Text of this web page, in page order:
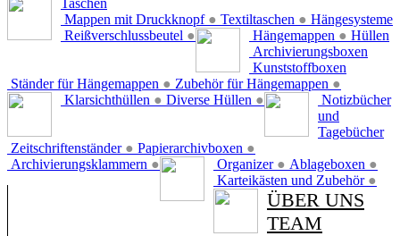
Taschen
Mappen mit Druckknopf ● Textiltaschen ●
Reißverschlussbeutel ●
Hängesysteme
Hängemappen ●
Ständer für Hängemappen ● Zubehör für Hängemappen ●
Hüllen
Klarsichthüllen ● Diverse Hüllen ●
Archivierungsboxen
Zeitschriftenständer ● Papierarchivboxen ●
Archivierungsklammern ●
Kunststoffboxen
Organizer ● Ablageboxen ●
Karteikästen und Zubehör ●
Notizbücher
und
Tagebücher
ÜBER UNS
TEAM